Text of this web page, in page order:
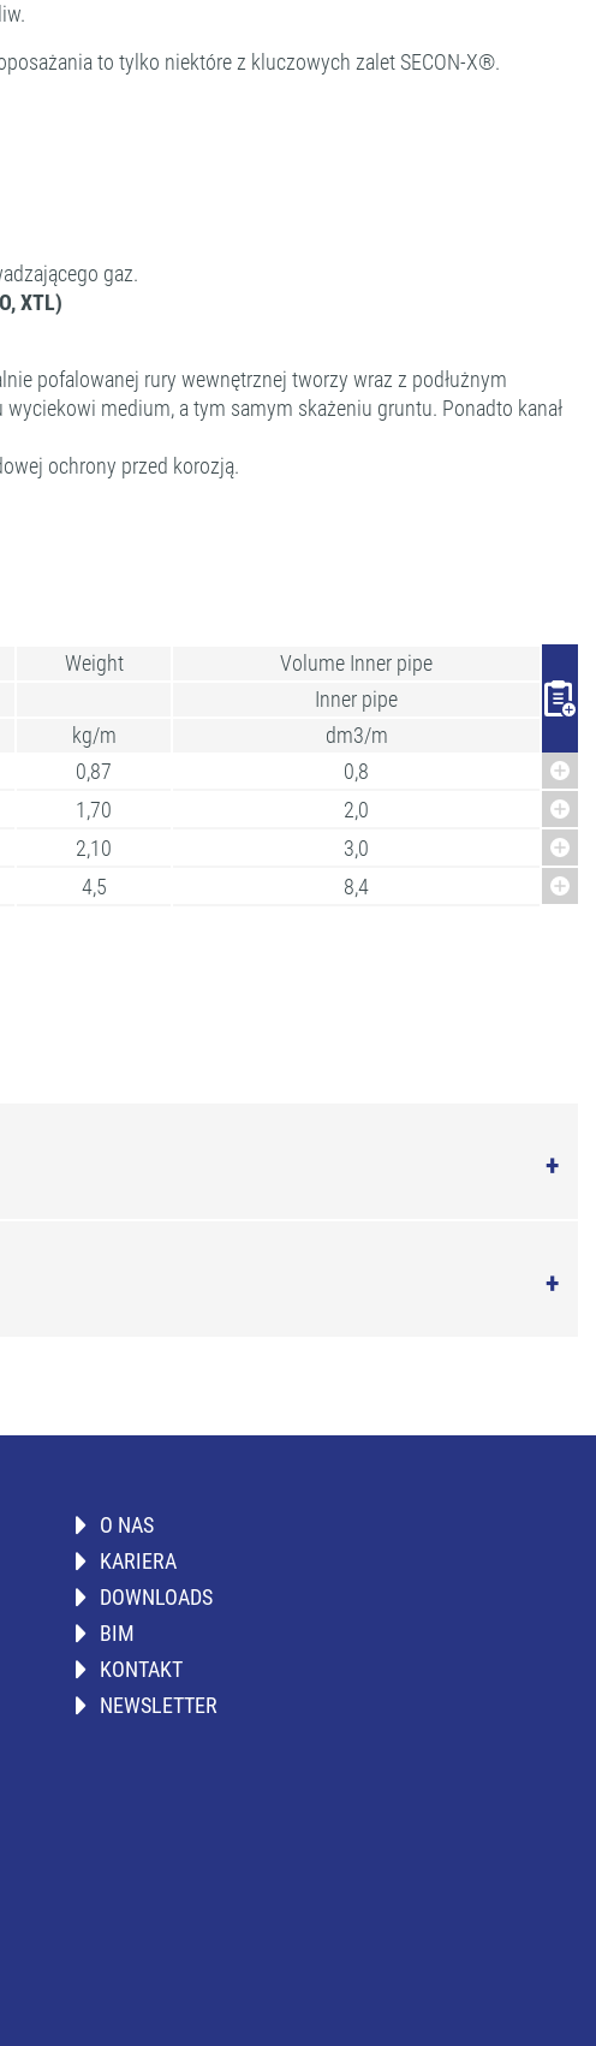
to tylko niektóre z kluczowych zalet SECON-X®.
gaz.
XTL)
pofalowanej rury wewnętrznej tworzy wraz z podłużnym
medium, a tym samym skażeniu gruntu. Ponadto kanał
ochrony przed korozją.
Weight
Volume Inner pipe
Inner pipe
kg/m
dm3/m
0,87
0,8
1,70
2,0
2,10
3,0
4,5 8,4
O NAS
KARIERA
DOWNLOADS
BIM
KONTAKT
NEWSLETTER